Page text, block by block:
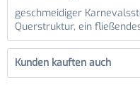
geschmeidiger
Querstruktur, ein
Kunden kauften auch